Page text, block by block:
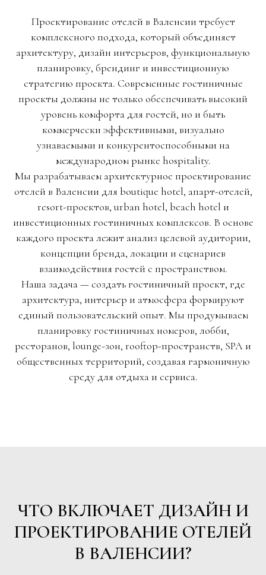
Проектирование отелей в Валенсии требует
комплексного подхода, который объединяет
архитектуру, дизайн интерьеров, функциональную
планировку, брендинг и инвестиционную
стратегию проекта. Современные гостиничные
проекты должны не только обеспечивать высокий
уровень комфорта для гостей, но и быть
коммерчески эффективными, визуально
узнаваемыми и конкурентоспособными на
международном рынке hospitality.
Мы разрабатываем архитектурное проектирование
отелей в Валенсии для boutique hotel, апарт-отелей,
resort-проектов, urban hotel, beach hotel и
инвестиционных гостиничных комплексов. В основе
каждого проекта лежит анализ целевой аудитории,
концепции бренда, локации и сценариев
взаимодействия гостей с пространством.
Наша задача — создать гостиничный проект, где
архитектура, интерьер и атмосфера формируют
единый пользовательский опыт. Мы продумываем
планировку гостиничных номеров, лобби,
ресторанов, lounge-зон, rooftop-пространств, SPA и
общественных территорий, создавая гармоничную
среду для отдыха и сервиса.
ЧТО ВКЛЮЧАЕТ ДИЗАЙН И
ПРОЕКТИРОВАНИЕ ОТЕЛЕЙ
В ВАЛЕНСИИ?